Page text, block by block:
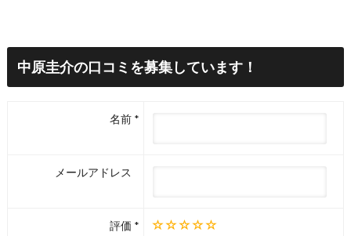
“中原圭介さんの書籍を読んでみました
が、内容が少し一般論に寄りすぎてい
法を期待していた私には物足りませんで
中原圭介の口コミを募集しています！
名前
メールアドレス
評価